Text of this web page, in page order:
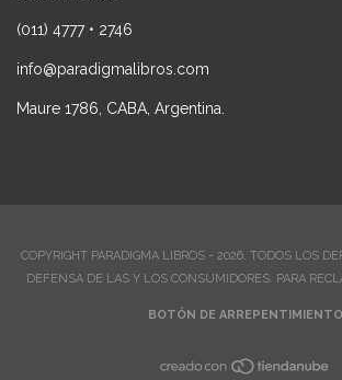
(011) 4777 • 2746
info@paradigmalibros.com
Maure 1786, CABA, Argentina.
COPYRIGHT PARADIGMA LIBROS - 2026. TODOS LOS
DEFENSA DE LAS Y LOS CONSUMIDORES. PARA
BOTÓN DE ARREPENTIMIENTO